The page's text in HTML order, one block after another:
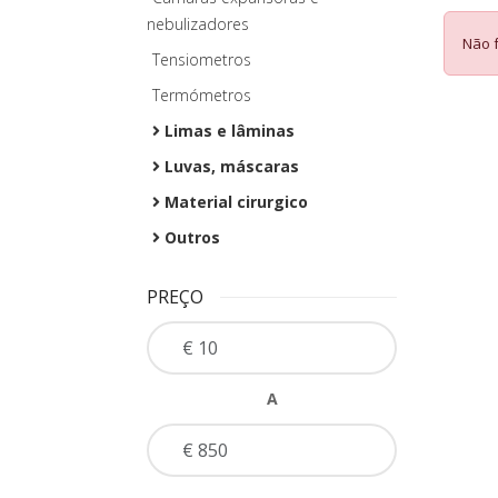
nebulizadores
Tensiometros
Termómetros
Limas e lâminas
Luvas, máscaras
Material cirurgico
Outros
PREÇO
A
Não